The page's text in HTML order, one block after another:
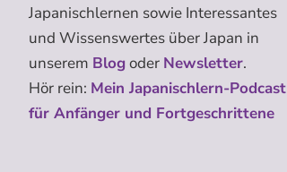
Japanischlernen sowie Interessantes
und Wissenswertes über Japan in
unserem Blogoder Newsletter.
Hör rein: Mein Japanischlern-Podcast
für Anfänger und Fortgeschrittene